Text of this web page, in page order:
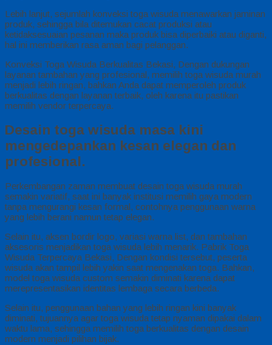
Lebih lanjut, sejumlah konveksi toga wisuda menawarkan jaminan
produk, sehingga bila ditemukan cacat produksi atau
ketidaksesuaian pesanan maka produk bisa diperbaiki atau diganti,
hal ini memberikan rasa aman bagi pelanggan.
Konveksi Toga Wisuda Berkualitas Bekasi, Dengan dukungan
layanan tambahan yang profesional, memilih toga wisuda murah
menjadi lebih ringan, bahkan Anda dapat memperoleh produk
berkualitas dengan layanan terbaik, oleh karena itu pastikan
memilih vendor terpercaya.
Desain toga wisuda masa kini
mengedepankan kesan elegan dan
profesional.
Perkembangan zaman membuat desain toga wisuda murah
semakin variatif, saat ini banyak institusi memilih gaya modern
tanpa mengurangi kesan formal, contohnya penggunaan warna
yang lebih berani namun tetap elegan.
Selain itu, aksen bordir logo, variasi warna list, dan tambahan
aksesoris menjadikan toga wisuda lebih menarik. Pabrik Toga
Wisuda Terpercaya Bekasi, Dengan kondisi tersebut, peserta
wisuda akan tampil lebih yakin saat mengenakan toga. Bahkan,
model toga wisuda custom semakin diminati karena dapat
merepresentasikan identitas lembaga secara berbeda.
Selain itu, penggunaan bahan yang lebih ringan kini banyak
diminati, tujuannya agar toga wisuda tetap nyaman dipakai dalam
waktu lama, sehingga memilih toga berkualitas dengan desain
modern menjadi pilihan bijak.